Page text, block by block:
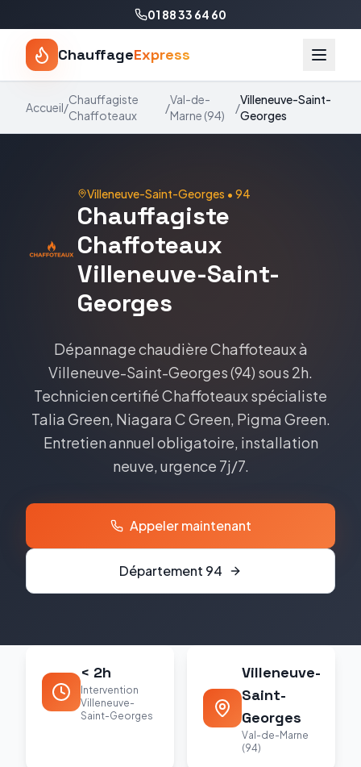
01 88 33 64 60
ChauffageExpress
Accueil/
Chauffagiste
Chaffoteaux
/
Val-de-
Marne (94)
/
Villeneuve-Saint-
Georges
Villeneuve-Saint-Georges • 94
Chauffagiste
Chaffoteaux
Villeneuve-Saint-
Georges
Dépannage chaudièreChaffoteauxà
Villeneuve-Saint-Georges(94) sous 2h.
Technicien certifiéChaffoteauxspécialiste
Talia Green, Niagara C Green, Pigma Green.
Entretien annuel obligatoire, installation
neuve, urgence 7j/7.
Appeler maintenant
Département 94
< 2h
Intervention
Villeneuve-
Saint-Georges
Villeneuve-
Saint-
Georges
Val-de-Marne
(94)